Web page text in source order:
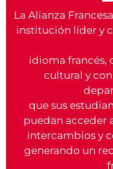
La Alianza
institución líder y
idioma francés,
cultural y
que sus
puedan acceder
intercambios y
generando un
IGUALDAD
Promovemos